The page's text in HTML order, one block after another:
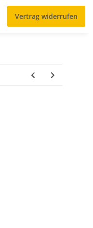
Vertrag widerrufen